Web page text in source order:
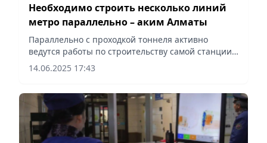
Необходимо строить несколько линий
метро параллельно – аким Алматы
Параллельно с проходкой тоннеля активно
ведутся работы по строительству самой станции,
сообщает Vecher.kz.
14.06.2025 17:43